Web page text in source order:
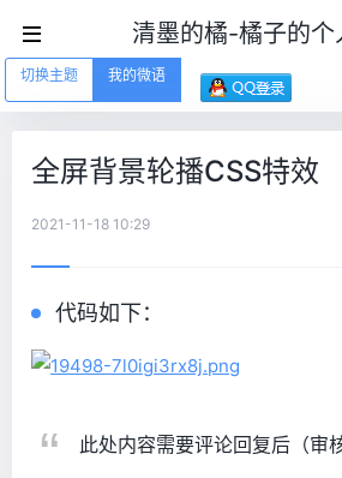
清墨的橘-橘子的个
切换主题 我的微语
全屏背景轮播CSS特效
2021-11-18 10:29
代码如下：
此处内容需要评论回复后（审